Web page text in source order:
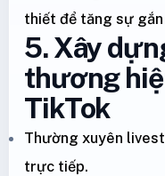
thiết để tăng sự gắn
5. Xây
thương
TikTok
Thường xuyên
trực tiếp.